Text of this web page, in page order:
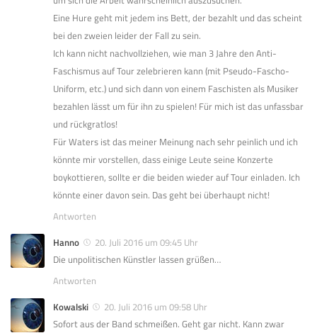
Eine Hure geht mit jedem ins Bett, der bezahlt und das scheint
bei den zweien leider der Fall zu sein.
Ich kann nicht nachvollziehen, wie man 3 Jahre den Anti-
Faschismus auf Tour zelebrieren kann (mit Pseudo-Fascho-
Uniform, etc.) und sich dann von einem Faschisten als Musiker
bezahlen lässt um für ihn zu spielen! Für mich ist das unfassbar
und rückgratlos!
Für Waters ist das meiner Meinung nach sehr peinlich und ich
könnte mir vorstellen, dass einige Leute seine Konzerte
boykottieren, sollte er die beiden wieder auf Tour einladen. Ich
könnte einer davon sein. Das geht bei überhaupt nicht!
Antworten
Hanno
20. Juli 2016 um 09:45 Uhr
Die unpolitischen Künstler lassen grüßen…
Antworten
Kowalski
20. Juli 2016 um 09:58 Uhr
Sofort aus der Band schmeißen. Geht gar nicht. Kann zwar